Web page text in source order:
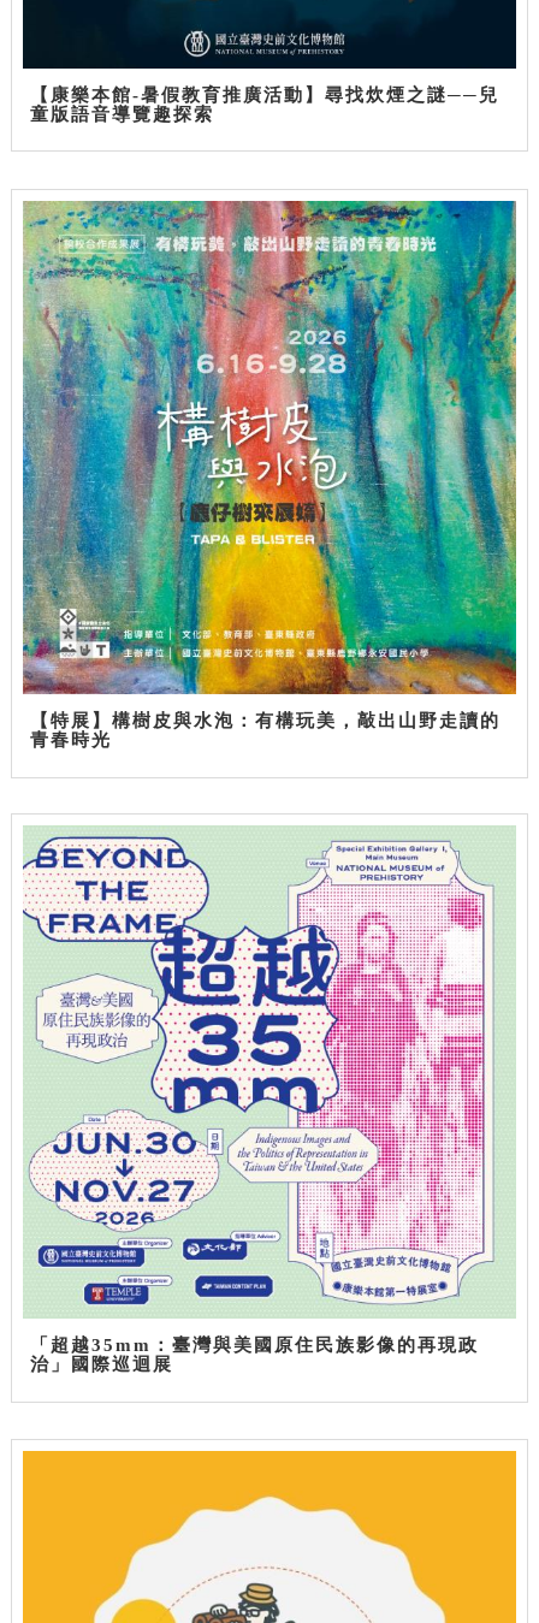
【康樂本館-暑假教育推廣活動】尋找炊煙之謎──兒
童版語音導覽趣探索
【特展】構樹皮與水泡：有構玩美，敲出山野走讀的
青春時光
「超越35mm：臺灣與美國原住民族影像的再現政
治」國際巡迴展